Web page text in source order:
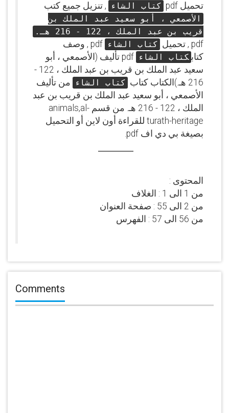
تحميل pdf كتاب الشاء , تنزيل جميع كتب
الأصمعي ، أبو سعيد عبد الملك بن
قريب بن عبد الملك ، 122 - 216 هـ.
pdf , تحميل كتاب الشاء
pdf , وصف
كتاب كتاب الشاء
pdf تأليف (الأصمعي ، أبو
سعيد عبد الملك بن قريب بن عبد الملك ، 122 -
216 هـ.)الكتاب كتاب
كتاب الشاء
من تأليف
الأصمعي ، أبو سعيد عبد الملك بن قريب بن عبد
الملك ، 122 - 216 هـ. من قسم animals,al-
turath-heritage للقراءة أون لاين أو التحميل
بصيغة بي دي اف pdf.
المحتوى :
من 1 الى 1 : الغلاف
من 2 الى 55 : صفحة العنوان
من 56 الى 57 : الفهرس
Comments